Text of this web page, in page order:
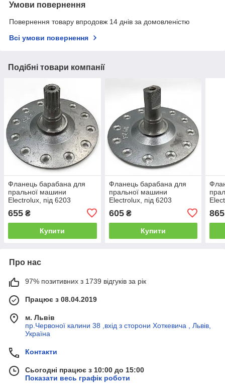
Умови повернення
Повернення товару впродовж 14 днів за домовленістю
Всі умови повернення
Подібні товари компанії
Фланець барабана для
пральної машини
Electrolux, під 6203
алюміній)
655 ₴
Купити
Фланець барабана для
пральної машини
Electrolux, під 6203
алюміній)
605₴
Купити
865
Про нас
97% позитивних з 1739 відгуків за рік
Працює з 08.04.2019
м. Львів
пр.Червоної калини 38 ,вхід з сторони Хоткевича , Львів,
Україна
Контакти
Сьогодні працює з 10:00 до 15:00
Показати весь графік роботи